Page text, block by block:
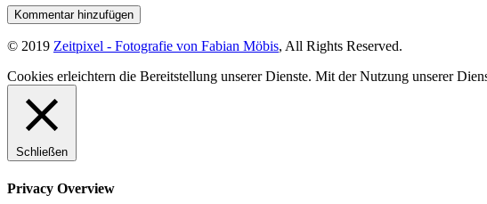
© 2019 Zeitpixel - Fotografie von Fabian Möbis, All Rights Reserved.
Cookies erleichtern die Bereitstellung unserer Dienste. Mit der Nutzung unserer
Schließen
Privacy Overview